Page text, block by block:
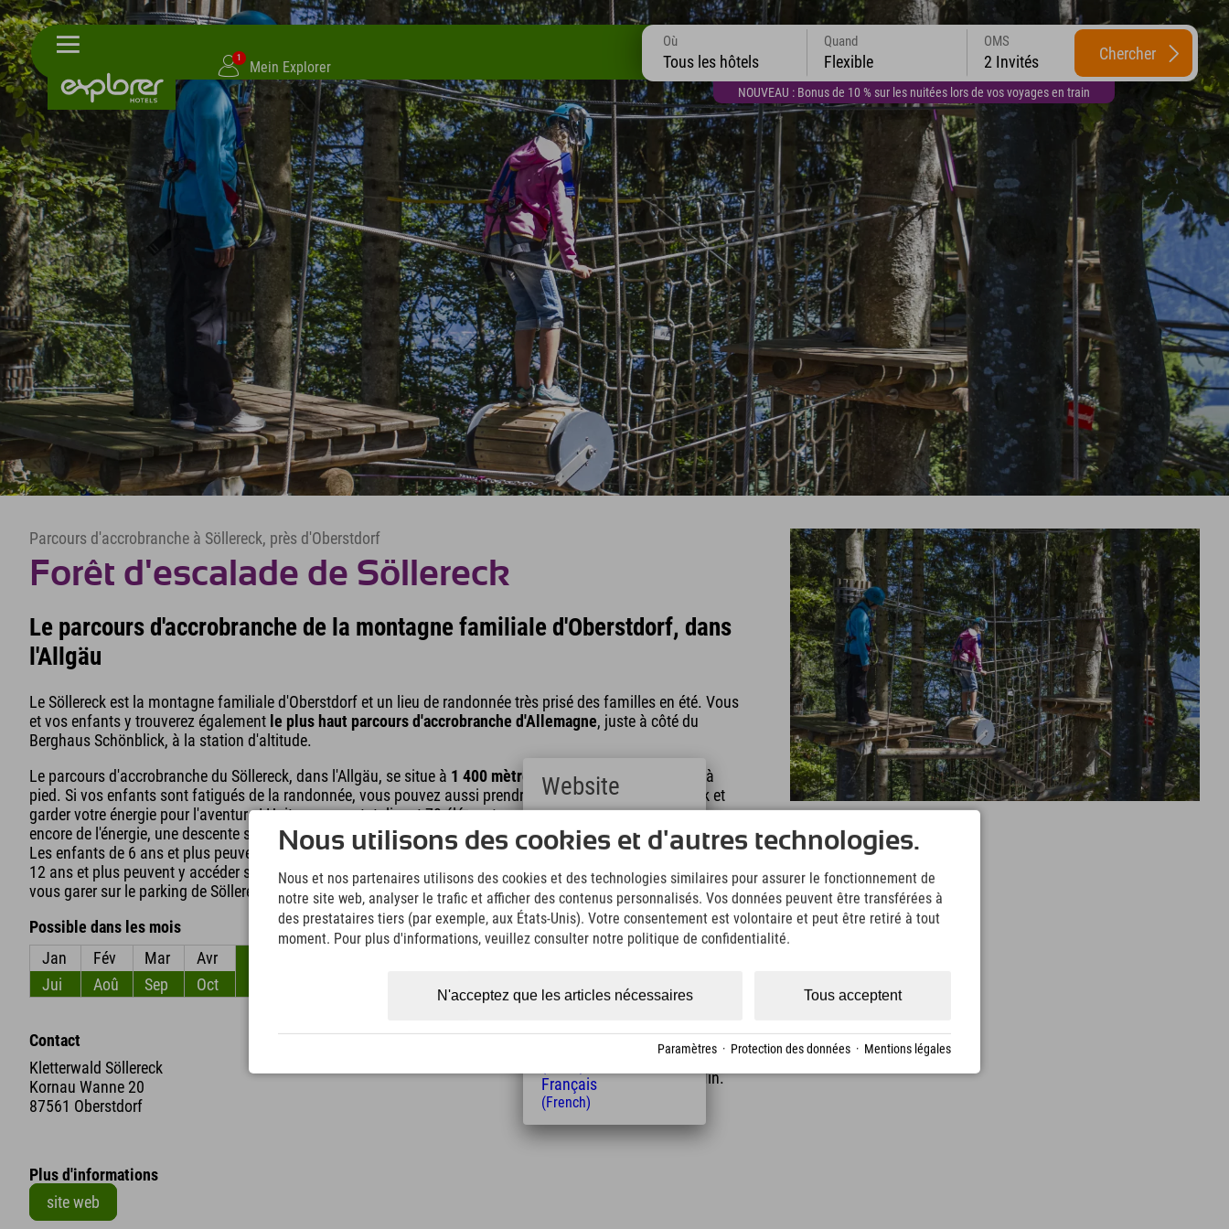
1
Mein Explorer
NOUVEAU : Bonus de 10 % sur les nuitées lors de vos voyages en train
Où
Tous les hôtels
Quand
Flexible
OMS
2 Invités Chercher
Parcours d'accrobranche à Söllereck, près d'Oberstdorf
Forêt d'escalade de Söllereck
Le parcours d'accrobranche de la montagne familiale d'Oberstdorf, dans
l'Allgäu
Le Söllereck est la montagne familiale d'Oberstdorf et un lieu de randonnée très prisé des familles en été. Vous
et vos enfants y trouverez également le plus haut parcours d'accrobranche d'Allemagne, juste à côté du
Berghaus Schönblick, à la station d'altitude.
Le parcours d'accrobranche du Söllereck, dans l'Allgäu, se situe à 1 400 mètres
et est bien sûr accessible à
pied. Si vos enfants sont fatigués de la randonnée, vous pouvez aussi prendre le téléphérique du Söllereck et
garder votre énergie pour l'aventure ! Huit parcours, totalisant 70 éléments, vous attendent ! S'il vous reste
encore de l'énergie, une descente sur l'Allgäu Coaster, la piste de luge du Söllereck, vaut également le détour.
Les enfants de 6 ans et plus peuvent accéder au parc d'escalade accompagnés d'un adulte, et les enfants de
12 ans et plus peuvent y accéder seuls (avec une autorisation écrite de leur parent ou tuteur). Vous pouvez
vous garer sur le parking de Söllereckbahn.
Possible dans les mois
Jan
Fév Mar Avr
Jui
Aoû Sep Oct
Contact
Kletterwald Söllereck
Kornau Wanne 20
87561 Oberstdorf
Distance de l'hôtel
6 km 15 Min.
Plus d'informations
site web
Nous utilisons des cookies et d'autres technologies.
Nous et nos partenaires utilisons des cookies et des technologies similaires pour assurer le fonctionnement de
notre site web, analyser le trafic et afficher des contenus personnalisés. Vos données peuvent être transférées à
des prestataires tiers (par exemple, aux États-Unis). Votre consentement est volontaire et peut être retiré à tout
moment. Pour plus d'informations, veuillez consulter notre politique de confidentialité.
Tous acceptent
N'acceptez que les articles nécessaires
Paramètres · Protection des données · Mentions légales
Website
Deutsch
(German)
(English)
Italiano
(Italian)
Čeština
(Polish)
(Hungarian)
Français
(French)